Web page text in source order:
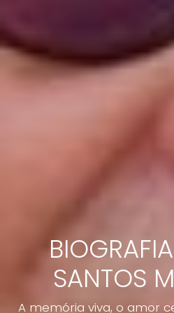
SANTOS
A memória viva, o amor